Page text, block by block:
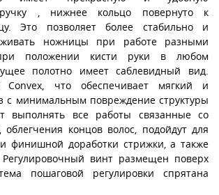
, нижнее кольцо повернуто к
Это позволяет более стабильно и
ножницы при работе разными
положении кисти руки в любом
полотно имеет саблевидный вид.
что обеспечивает мягкий и
с минимальным повреждение структуры
выполнять все работы связанные со
концов волос, подойдут для
финишной доработки стрижки, а также
винт размещен поверх
пошаговой регулировки спрятана